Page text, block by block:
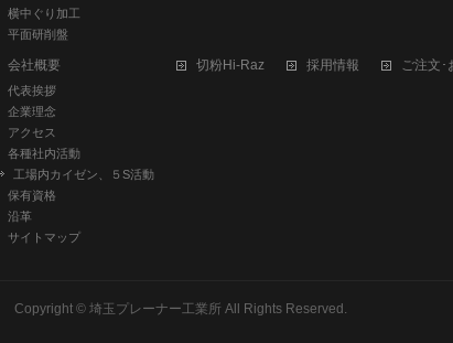
横中ぐり加工
平面研削盤
会社概要
代表挨拶
企業理念
アクセス
各種社内活動
工場内カイゼン、５S活動
保有資格
沿革
サイトマップ
切粉Hi-Raz 採用情報 ご注文･
Copyright © 埼玉プレーナー工業所 All Rights Reserved.